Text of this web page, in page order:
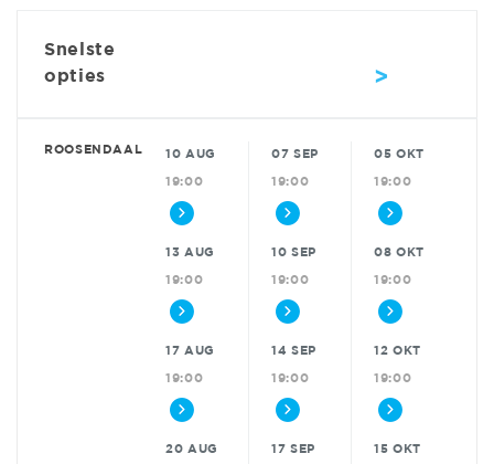
Snelste
opties
>
ROOSENDAAL 10 AUG
19:00
13 AUG
19:00
17 AUG
19:00
20 AUG
07 SEP
19:00
10 SEP
19:00
14 SEP
19:00
17 SEP
05 OKT
19:00
08 OKT
19:00
12 OKT
19:00
15 OKT